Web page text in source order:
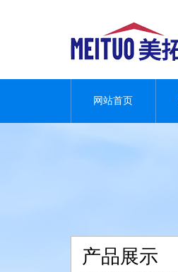
网站首页
产品展示